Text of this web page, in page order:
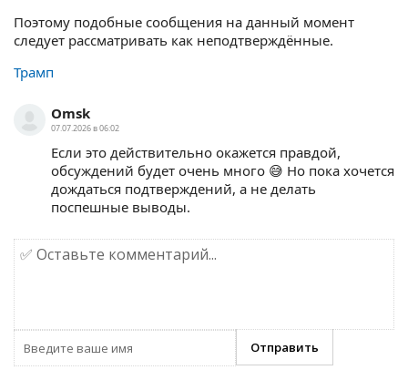
Поэтому подобные сообщения на данный момент
следует рассматривать как неподтверждённые.
Трамп
Omsk
07.07.2026 в 06:02
Если это действительно окажется правдой,
обсуждений будет очень много 😅 Но пока хочется
дождаться подтверждений, а не делать
поспешные выводы.